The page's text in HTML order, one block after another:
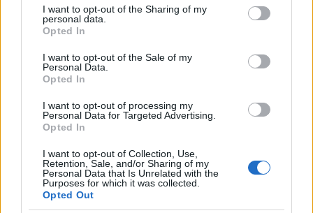
not limited to your visit or usage behaviour. You may click to
grant or deny consent to Google and its third-party tags to
use your data for below specified purposes in below Google
consent section.
I want to opt-out of the Sharing of my
personal data.
Opted In
I want to opt-out of the Sale of my
Personal Data.
Opted In
I want to opt-out of processing my
Personal Data for Targeted Advertising.
Opted In
I want to opt-out of Collection, Use,
Retention, Sale, and/or Sharing of my
Personal Data that Is Unrelated with the
Purposes for which it was collected.
Opted Out
használjuk, de helyi nettel.
Saját emailjeinket vagy közösségi oldalainkat talán
átlagos felhasználásra ideális társ lehet.
Természetesen a Handy telefon a szálloda
tulajdonát képezi és a vendég felelőssége vigyázni
rá, illetve nagy rá az esély, hogy a rajta letöltött
tartalmakat felügyelik.
A Handyhivatalos oldala.